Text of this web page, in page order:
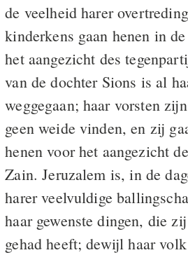
de veelheid harer
kinderkens gaan henen in
het aangezicht des
van de dochter Sions is al
weggegaan; haar vorsten
geen weide vinden, en zij
henen voor het aangezicht
Zain. Jeruzalem is, in de
harer veelvuldige
haar gewenste dingen, die
gehad heeft; dewijl haar